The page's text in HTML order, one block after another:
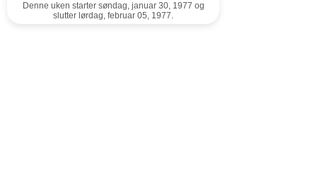
Denne uken starter søndag, januar 30, 1977 og
slutter lørdag, februar 05, 1977.